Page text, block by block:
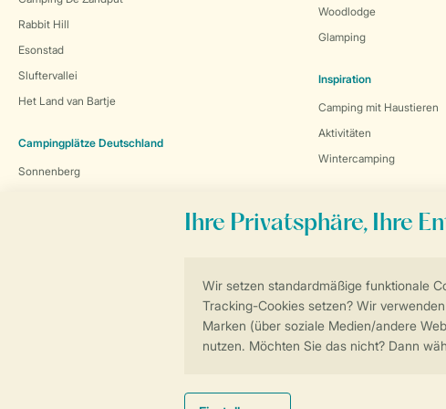
Rabbit Hill
Esonstad
Sluftervallei
Het Land van Bartje
Campingplätze Deutschland
Sonnenberg
Woodlodge
Glamping
Inspiration
Camping mit Haustieren
Aktivitäten
Wintercamping
häufig gestellten